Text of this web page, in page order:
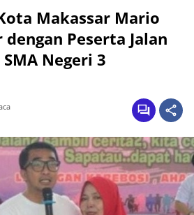
Makassar Mario
Peserta Jalan
Negeri 3